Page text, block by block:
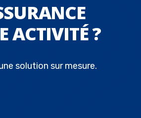
ACTIVITÉ ?
solution sur mesure.